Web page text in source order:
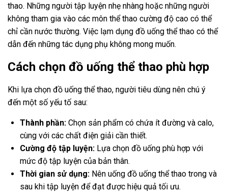
thao. Những người tập luyện nhẹ nhàng hoặc những người
không tham gia vào các môn thể thao cường độ cao có thể
chỉ cần nước thường. Việc lạm dụng đồ uống thể thao có thể
dẫn đến những tác dụng phụ không mong muốn.
Cách chọn đồ uống thể thao phù hợp
Khi lựa chọn đồ uống thể thao, người tiêu dùng nên chú ý
đến một số yếu tố sau:
Thành phần: Chọn sản phẩm có chứa ít đường và calo,
cùng với các chất điện giải cần thiết.
Cường độ tập luyện: Lựa chọn đồ uống phù hợp với
mức độ tập luyện của bản thân.
Thời gian sử dụng: Nên uống đồ uống thể thao trong và
sau khi tập luyện để đạt được hiệu quả tối ưu.